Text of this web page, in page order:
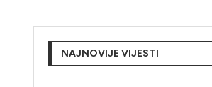
NAJNOVIJE VIJESTI